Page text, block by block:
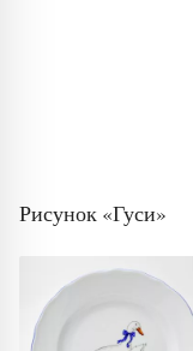
Рисунок «Гуси»